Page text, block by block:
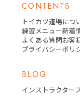
CONTENTS
トイカツ道場につ
練習メニュー新着
よくある質問お客
プライバシーポリ
BLOG
インストラクター